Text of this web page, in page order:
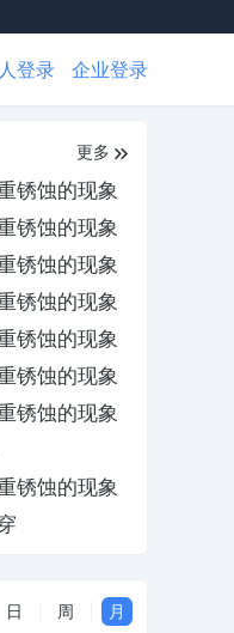
登录 企业登录
更多
锈蚀的现象
锈蚀的现象
锈蚀的现象
锈蚀的现象
锈蚀的现象
锈蚀的现象
锈蚀的现象
锈蚀的现象
日 周 月